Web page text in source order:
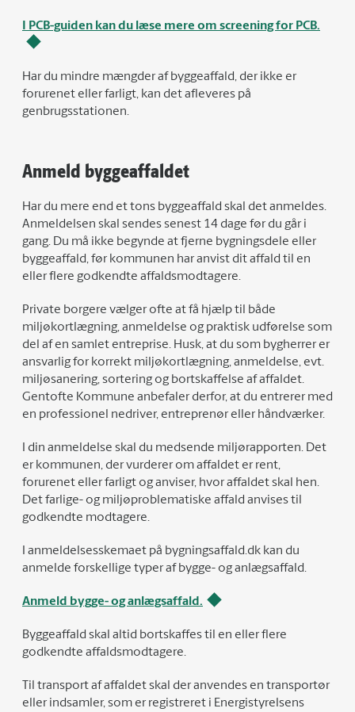
I PCB-guiden kan du læse mere om screening for PCB.
Har du mindre mængder af byggeaffald, der ikke er
forurenet eller farligt, kan det afleveres på
genbrugsstationen.
Anmeld byggeaffaldet
Har du mere end et tons byggeaffald skal det anmeldes.
Anmeldelsen skal sendes senest 14 dage før du går i
gang. Du må ikke begynde at fjerne bygningsdele eller
byggeaffald, før kommunen har anvist dit affald til en
eller flere godkendte affaldsmodtagere.
Private borgere vælger ofte at få hjælp til både
miljøkortlægning, anmeldelse og praktisk udførelse som
del af en samlet entreprise. Husk, at du som bygherrer er
ansvarlig for korrekt miljøkortlægning, anmeldelse, evt.
miljøsanering, sortering og bortskaffelse af affaldet.
Gentofte Kommune anbefaler derfor, at du entrerer med
en professionel nedriver, entreprenør eller håndværker.
I din anmeldelse skal du medsende miljørapporten. Det
er kommunen, der vurderer om affaldet er rent,
forurenet eller farligt og anviser, hvor affaldet skal hen.
Det farlige- og miljøproblematiske affald anvises til
godkendte modtagere.
I anmeldelsesskemaet på bygningsaffald.dk kan du
anmelde forskellige typer af bygge- og anlægsaffald.
Anmeld bygge- og anlægsaffald.
Byggeaffald skal altid bortskaffes til en eller flere
godkendte affaldsmodtagere.
Til transport af affaldet skal der anvendes en transportør
eller indsamler, som er registreret i Energistyrelsens